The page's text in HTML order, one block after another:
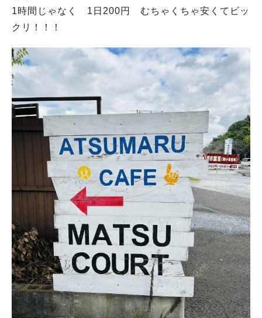
1時間じゃなく 1日200円 むちゃくちゃ安くてビッ
クリ！！！